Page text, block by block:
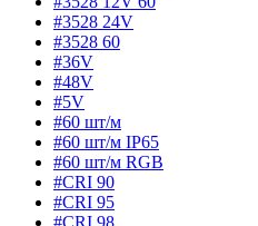
#3528 24V
#3528 60
#36V
#48V
#5V
#60 шт/м
#60 шт/м IP65
#60 шт/м RGB
#CRI 90
#CRI 95